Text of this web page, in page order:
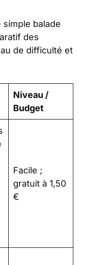
simple balade
des
de difficulté et
Niveau /
Budget
Facile ;
gratuit à 1,50
€